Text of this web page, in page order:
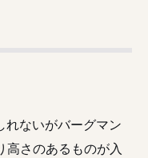
れないがバーグマン
高さのあるものが入